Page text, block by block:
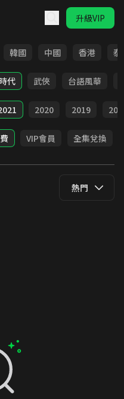
升級VIP
韓國 中國 香港 泰
代 武俠 台語風華
2020 2019
VIP會員 全集兌換
熱門